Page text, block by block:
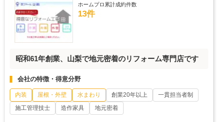
ホームプロ累計成約件数
13件
昭和61年創業、山梨で地元密着のリフォーム専門店です
会社の特徴・得意分野
内装 屋根・外壁 水まわり 創業20年以上
一貫担当者制
施工管理技士
造作家具 地元密着